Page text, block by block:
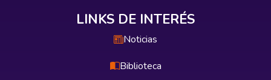
LINKS DE INTERÉS
Noticias
Biblioteca